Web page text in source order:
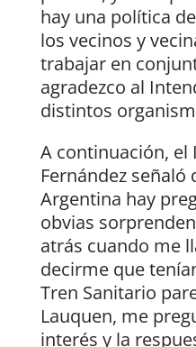
hay una política
los vecinos y
trabajar en
agradezco al
distintos
A continuación, el
Fernández señaló
Argentina hay
obvias
atrás cuando me
decirme que
Tren Sanitario
Lauquen, me
interés y la